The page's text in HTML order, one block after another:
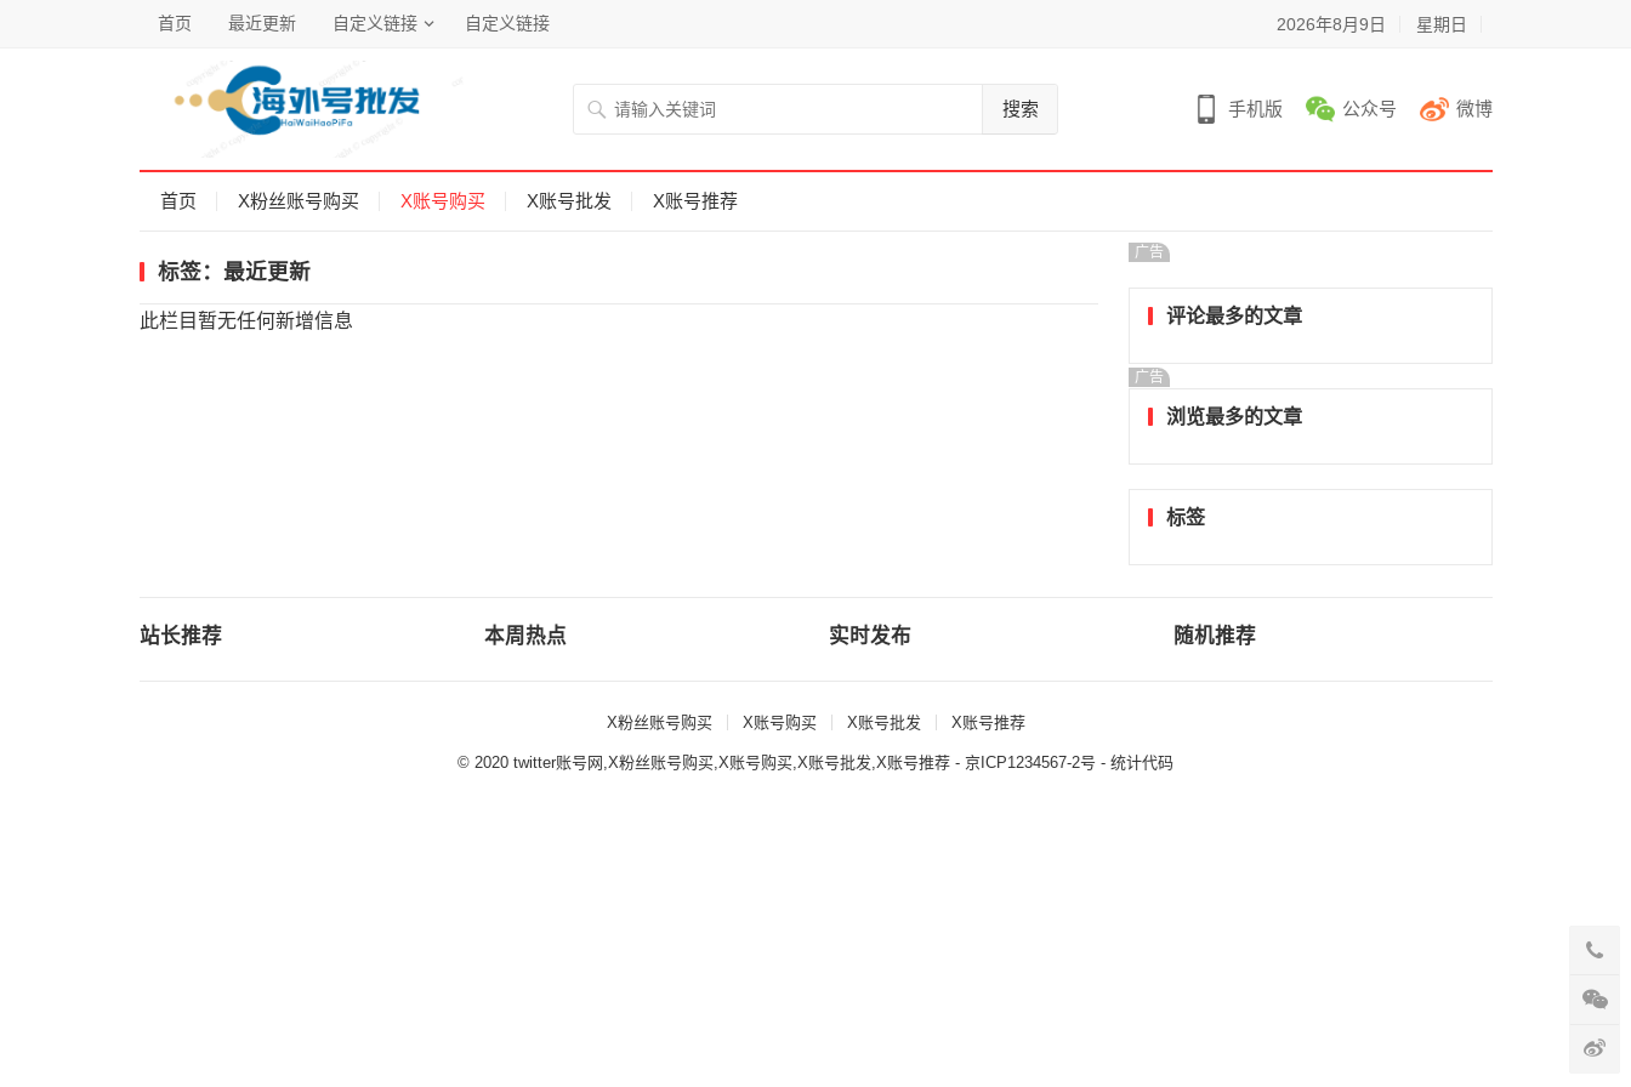
首页 最近更新 自定义链接 自定义链接 2026年8月9日 星期日
搜索 手机版 公众号 微博
首页 X粉丝账号购买 X账号购买 X账号批发 X账号推荐
标签：最近更新
此栏目暂无任何新增信息
广告
评论最多的文章
广告
浏览最多的文章
标签
站长推荐 本周热点 实时发布 随机推荐
X粉丝账号购买 X账号购买 X账号批发 X账号推荐
© 2020 twitter账号网,X粉丝账号购买,X账号购买,X账号批发,X账号推荐 - 京ICP1234567-2号 - 统计代码